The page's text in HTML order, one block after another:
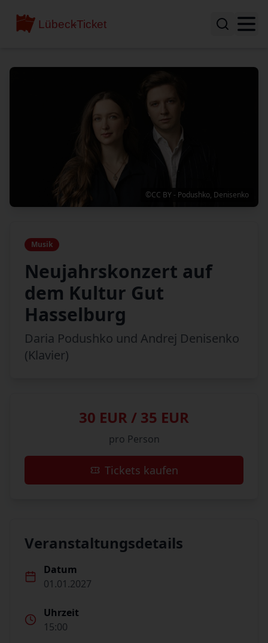
©CC BY - Podushko, Denisenko
Musik
Neujahrskonzert auf
dem Kultur Gut
Hasselburg
Daria Podushko und Andrej Denisenko
(Klavier)
30 EUR / 35 EUR
pro Person
Tickets kaufen
Veranstaltungsdetails
Datum
01.01.2027
Uhrzeit
15:00